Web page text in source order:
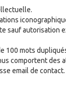
sauf autorisation
100 mots
comportent des
email de contact.